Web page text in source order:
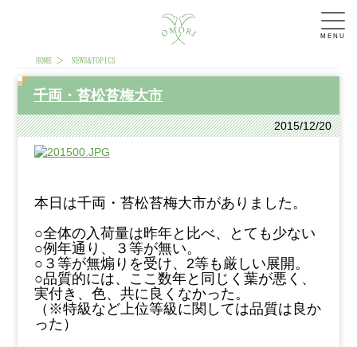
MENU
HOME NEWS&TOPICS
千両・苔松苔梅大市
2015/12/20
本日は千両・苔松苔梅大市がありました。
○全体の入荷量は昨年と 比べ、とても少ない
○例年通り、３等が無い。
○３等が無煽りを受け、2等も厳しい展開。
○品質的には、ここ数年と同じく葉が悪く、
実付き、色、共に良くなかった。
（※特級など上位等級に関しては品質は良か
った）